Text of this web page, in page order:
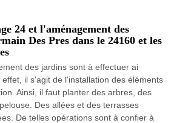
24 et l'aménagement des
Des Pres dans le 24160 et les
des jardins sont à effectuer ai
il s'agit de l'installation des éléments
Ainsi, il faut planter des arbres, des
Des allées et des terrasses
De telles opérations sont à confier à